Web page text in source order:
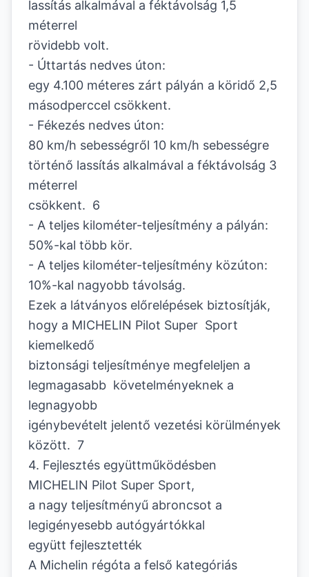
lassítás alkalmával a féktávolság 1,5
méterrel
rövidebb volt.
- Úttartás nedves úton:
egy 4.100 méteres zárt pályán a köridő 2,5
másodperccel csökkent.
- Fékezés nedves úton:
80 km/h sebességről 10 km/h sebességre
történő lassítás alkalmával a féktávolság 3
méterrel
csökkent. 6
- A teljes kilométer-teljesítmény a pályán:
50%-kal több kör.
- A teljes kilométer-teljesítmény közúton:
10%-kal nagyobb távolság.
Ezek a látványos előrelépések biztosítják,
hogy a MICHELIN Pilot Super Sport
kiemelkedő
biztonsági teljesítménye megfeleljen a
legmagasabb követelményeknek a
legnagyobb
igénybevételt jelentő vezetési körülmények
között. 7
4. Fejlesztés együttműködésben
MICHELIN Pilot Super Sport,
a nagy teljesítményű abroncsot a
legigényesebb autógyártókkal
együtt fejlesztették
A Michelin régóta a felső kategóriás